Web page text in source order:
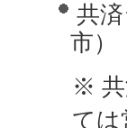
共
市）
※ 共
ては